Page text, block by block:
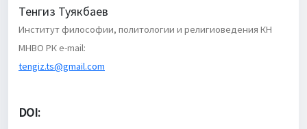
Тенгиз Туякбаев
Институт философии, политологии и религиоведения КН
МНВО РК e-mail:
tengiz.ts@gmail.com
DOI: